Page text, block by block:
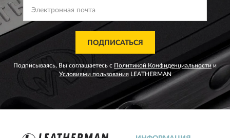
ПОДПИСАТЬСЯ
Подписываясь, Вы соглашаетесь с Политикой Конфиденциальности и
Условиями пользованияLEATHERMAN